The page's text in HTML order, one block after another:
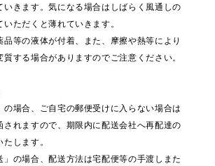
いきます。気になる場合はしばらく風通しの
いただくと薄れていきます。
等の液体が付着、また、摩擦や熱等により
する場合がありますのでご注意ください。
場合、ご自宅の郵便受けに入らない場合は
されますので、期限内に配送会社へ再配達の
します。
の場合、配送方法は宅配便等の手渡しまた